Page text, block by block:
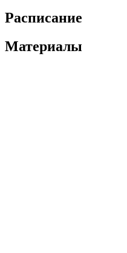
Расписание
Материалы